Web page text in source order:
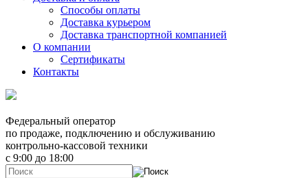
Способы оплаты
Доставка курьером
Доставка транспортной компанией
О компании
Сертификаты
Контакты
Федеральный оператор
по продаже, подключению и обслуживанию
контрольно-кассовой техники
с 9:00 до 18:00